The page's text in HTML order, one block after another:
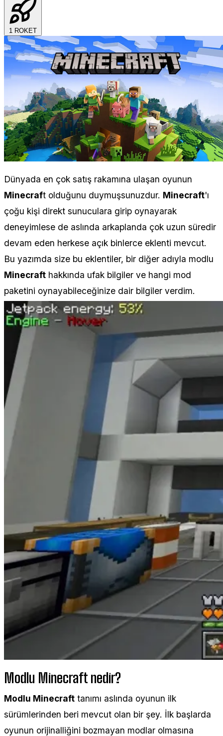
1 ROKET
Dünyada en çok satış rakamına ulaşan oyunun
Minecraft olduğunu duymuşsunuzdur. Minecraft'ı
çoğu kişi direkt sunuculara girip oynayarak
deneyimlese de aslında arkaplanda çok uzun süredir
devam eden herkese açık binlerce eklenti mevcut.
Bu yazımda size bu eklentiler, bir diğer adıyla modlu
Minecraft hakkında ufak bilgiler ve hangi mod
paketini oynayabileceğinize dair bilgiler verdim.
Modlu Minecraft nedir?
Modlu Minecraft tanımı aslında oyunun ilk
sürümlerinden beri mevcut olan bir şey. İlk başlarda
oyunun orijinalliğini bozmayan modlar olmasına